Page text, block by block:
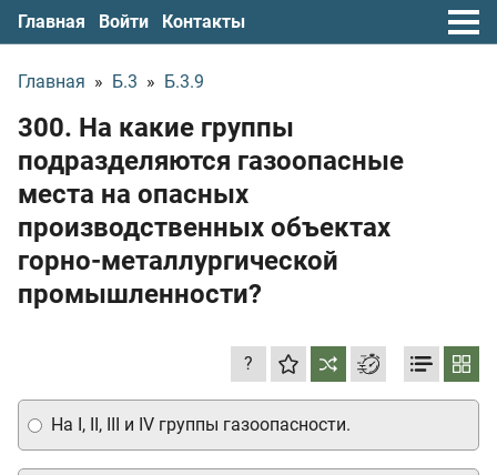
Главная Войти Контакты
Главная » Б.3 » Б.3.9
300. На какие группы
подразделяются газоопасные
места на опасных
производственных объектах
горно-металлургической
промышленности?
?
На I, II, III и IV группы газоопасности.